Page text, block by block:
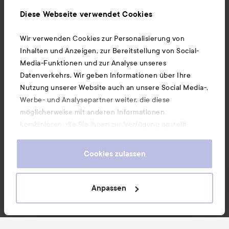
Diese Webseite verwendet Cookies
Wir verwenden Cookies zur Personalisierung von
Inhalten und Anzeigen, zur Bereitstellung von Social-
Media-Funktionen und zur Analyse unseres
Datenverkehrs. Wir geben Informationen über Ihre
Nutzung unserer Website auch an unsere Social Media-,
Werbe- und Analysepartner weiter, die diese
möglicherweise mit anderen Informationen
kombinieren, die Sie ihnen zur Verfügung gestellt
gesammelt haben. Wenn Sie unsere Website weiterhin
Cookies zu. Informationen darüber, wie Sie Ihre Cookie-
Einstellungen ändern können, finden Sie in unseren
Cookies zulassen
Anpassen
Ebenfalls interessant
Unsere App herunterladen
Copyright 2026